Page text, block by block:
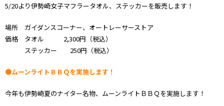
5/20より伊勢崎女子マフラータオル、ステッカーを販売します！
場所 ガイダンスコーナー、オートレーサーストア
価格 タオル 2,300円（税込）
ステッカー 250円（税込）
●ムーンライトＢＢＱを実施します！
今年も伊勢崎夏のナイター名物、ムーンライトＢＢＱを実施します！